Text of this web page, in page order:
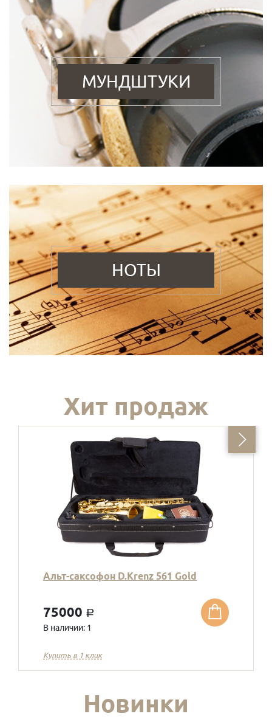
МУНДШТУКИ
НОТЫ
Хит продаж
Альт-саксофон D.Krenz 561 Gold
75000 a
В наличии: 1
Купить в 1 клик
Новинки